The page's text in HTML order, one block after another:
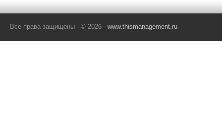
Все права защищены - © 2026 - www.thismanagement.ru